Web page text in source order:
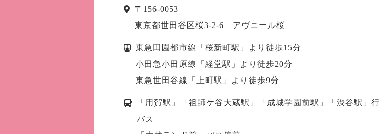
〒 156-0053
東京都世田谷区桜3-2-6 アヴニール桜
東急田園都市線「桜新町駅」より徒歩15分
小田急小田原線「経堂駅」より徒歩20分
東急世田谷線「上町駅」より徒歩9分
「用賀駅」「祖師ケ谷大蔵駅」「成城学園前駅」「渋谷駅」行
バス